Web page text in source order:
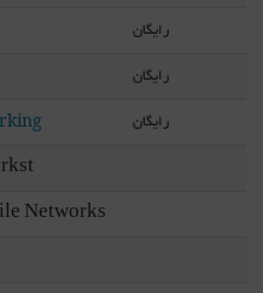
رایگان
رایگان
رایگان
Networks